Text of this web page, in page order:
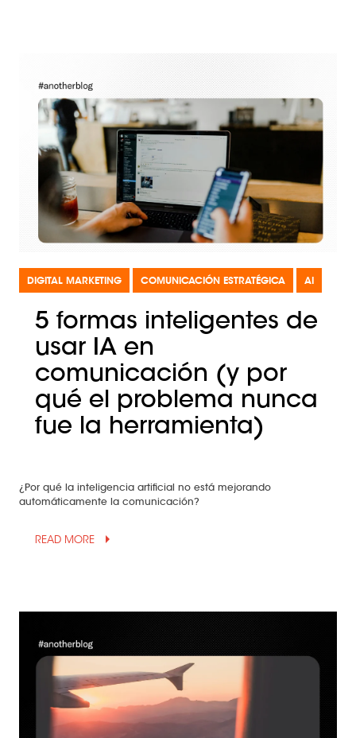
DIGITAL MARKETING COMUNICACIÓN ESTRATÉGICA AI
5 formas inteligentes de
usar IA en
comunicación (y por
qué el problema nunca
fue la herramienta)
¿Por qué la inteligencia artificial no está mejorando
automáticamente la comunicación?
READ MORE arrow_drop_up